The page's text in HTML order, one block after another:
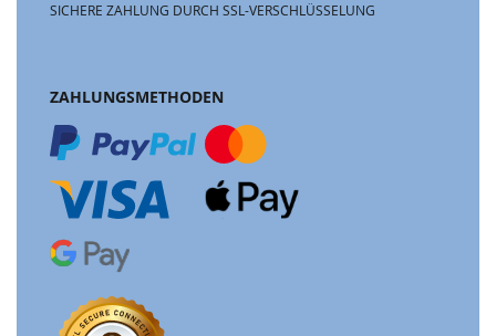
SICHERE ZAHLUNG DURCH SSL-VERSCHLÜSSELUNG
ZAHLUNGSMETHODEN